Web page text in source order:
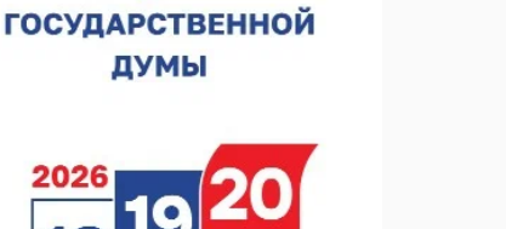
«ТИМ-ЛИДЕРЫ 2025/26»
В Нижегородской области стартовал конкурс